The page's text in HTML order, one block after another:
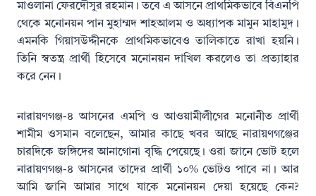
মাওলানা ফেরদৌসুর রহমান। তবে এ আসনে প্রাথমিকভাবে বিএনপি
থেকে মনোনয়ন পান মুহাম্মদ শাহআলম ও অধ্যাপক মামুন মাহামুদ।
এমনকি গিয়াসউদ্দীনকে প্রাথমিকভাবেও তালিকাতে রাখা হয়নি।
তিনি স্বতন্ত্র প্রার্থী হিসেবে মনোনয়ন দাখিল করলেও তা প্রত্যাহার
করে নেন।
নারায়ণগঞ্জ-৪ আসনের এমপি ও আওয়ামীলীগের মনোনীত প্রার্থী
শামীম ওসমান বলেছেন, আমার কাছে খবর আছে নারায়ণগঞ্জের
চারদিকে জঙ্গিদের আনাগোনা বৃদ্ধি পেয়েছে। ওরা জানে ভোট হলে
নারায়ণগঞ্জ-৪ আসনের তাদের প্রার্থী ১০% ভোটও পাবে না। আর
আমি জানি আমার সাথে যাকে মনোনয়ন দেয়া হয়েছে কেন?